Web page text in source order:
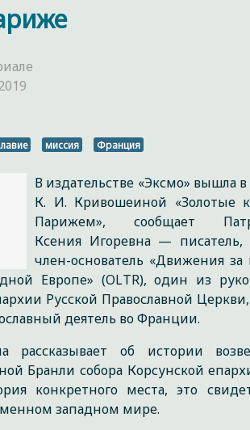
миссия Франция
В издательстве «Эксмо» вышла в
К. И. Кривошеиной «Золотые
Парижем», сообщает
Ксения Игоревна — писатель,
член-основатель «Движения за
Европе» (OLTR), один из
Русской Православной
деятель во Франции.
рассказывает об истории
Бранли собора Корсунской
конкретного места, это
западном мире.